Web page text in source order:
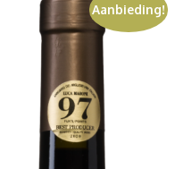
Aanbieding!